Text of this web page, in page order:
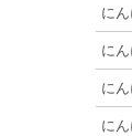
に
に
に
に